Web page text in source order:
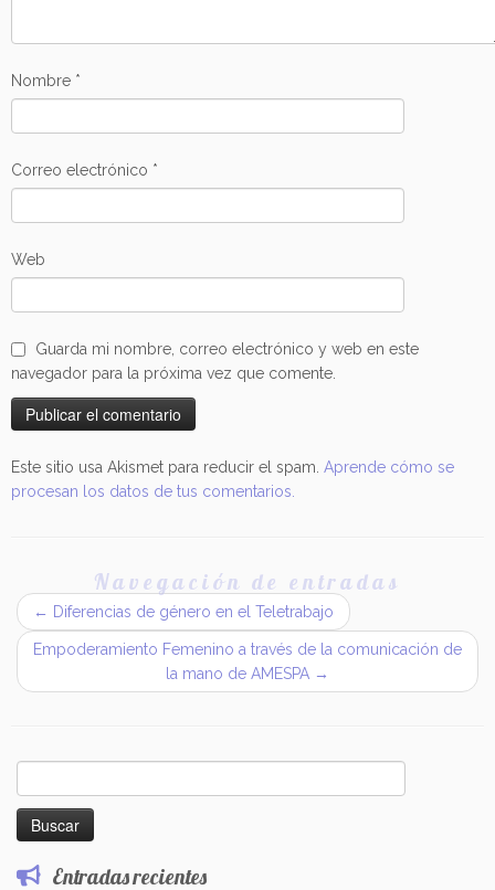
Nombre *
Correo electrónico *
Web
Guarda mi nombre, correo electrónico y web en este
navegador para la próxima vez que comente.
Este sitio usa Akismet para reducir el spam. Aprende cómo se
procesan los datos de tus comentarios.
Navegación de entradas
← Diferencias de género en el Teletrabajo
Empoderamiento Femenino a través de la comunicación de
la mano de AMESPA →
Entradas recientes